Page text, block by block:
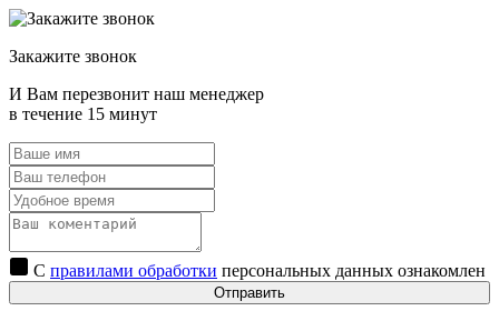
Закажите звонок
И Вам перезвонит наш менеджер
в течение 15 минут
С правилами обработки персональных данных ознакомлен
Отправить